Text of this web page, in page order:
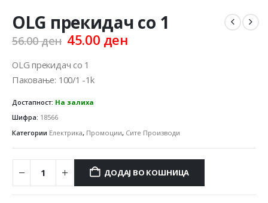
OLG прекидач со 1
56.00ден Original
was:
56.00 ден.
45.00 денCurrent
OLG прекидач со 1
Паковање: 100/1 -1k
Достапност: На залиха
Шифра: 18566
Категории Електрика, Промоции, Сите Производи
ДОДАЈ ВО КОШНИЦА